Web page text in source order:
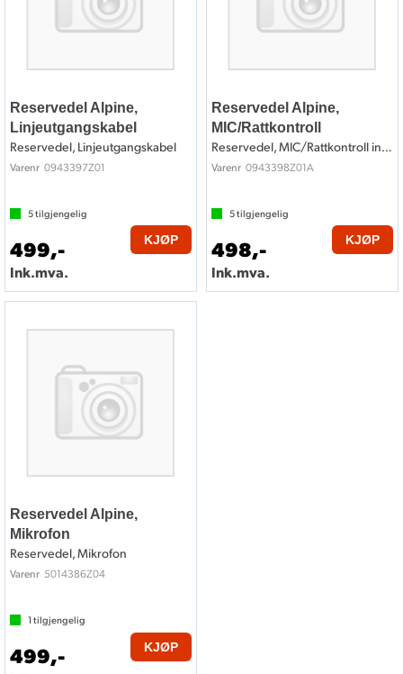
Reservedel Alpine,
Linjeutgangskabel
Reservedel, Linjeutgangskabel
Varenr 0943397Z01
5tilgjengelig
499,-
Ink.mva.
KJØP
Reservedel Alpine,
MIC/Rattkontroll
Reservedel, MIC/Rattkontroll input kabel
Varenr 0943398Z01A
5tilgjengelig
498,-
Ink.mva.
KJØP
Reservedel Alpine,
Mikrofon
Reservedel, Mikrofon
Varenr 5014386Z04
1 tilgjengelig
499,- KJØP